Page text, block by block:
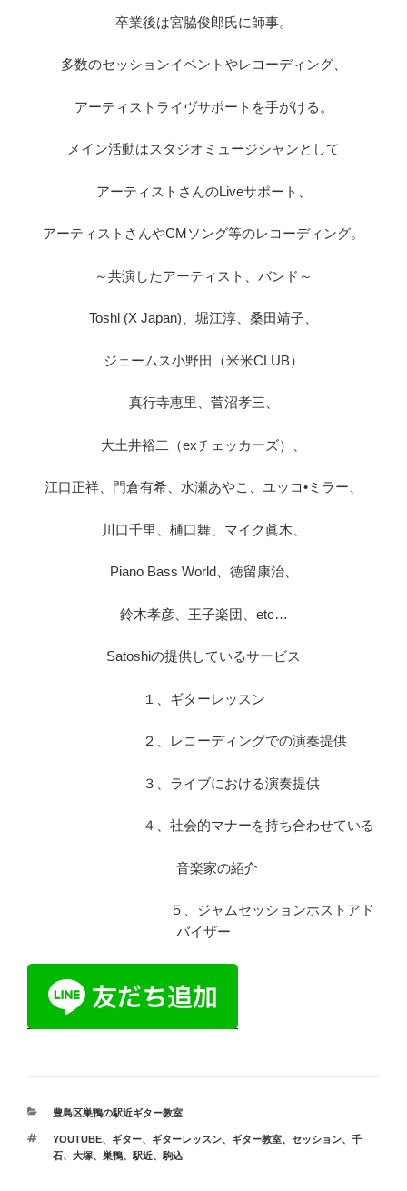
卒業後は宮脇俊郎氏に師事。
多数のセッションイベントやレコーディング、
アーティストライヴサポートを手がける。
メイン活動はスタジオミュージシャンとして
アーティストさんのLiveサポート、
アーティストさんやCMソング等のレコーディング。
～共演したアーティスト、バンド～
Toshl (X Japan)、堀江淳、桑田靖子、
ジェームス小野田（米米CLUB）
真行寺恵里、菅沼孝三、
大土井裕二（exチェッカーズ）、
江口正祥、門倉有希、水瀬あやこ、ユッコ•ミラー、
川口千里、樋口舞、マイク眞木、
Piano Bass World、徳留康治、
鈴木孝彦、王子楽団、etc…
Satoshiの提供しているサービス
１、ギターレッスン
２、レコーディングでの演奏提供
３、ライブにおける演奏提供
４、社会的マナーを持ち合わせている
音楽家の紹介
５、ジャムセッションホストアド
バイザー
カ
ゴ
リ
豊島区巣鴨の駅近ギター教室
タ
グ
YOUTUBE、 ギター、 ギターレッスン、 ギター教室、 セッション、 千
石、 大塚、 巣鴨、 駅近、 駒込